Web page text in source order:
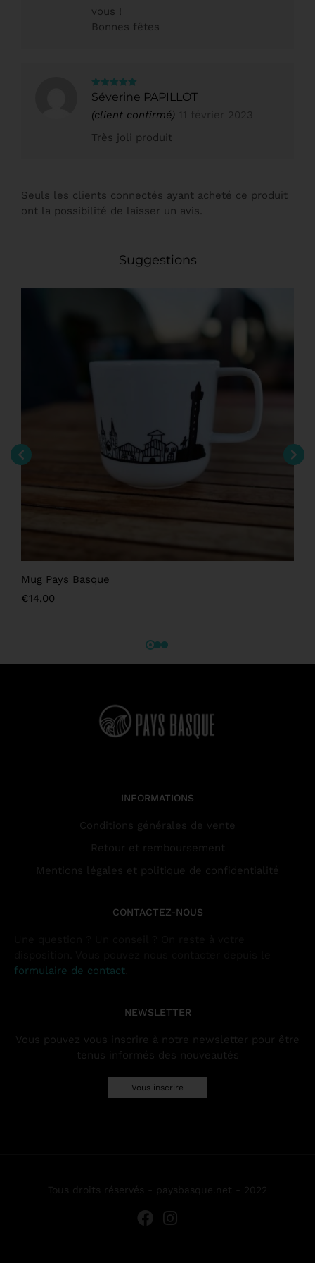
vous !
Bonnes fêtes
Note 5sur
Séverine PAPILLOT
(client confirmé)
11 février 2023
Très joli produit
Seuls les clients connectés ayant acheté ce produit
ont la possibilité de laisser un avis.
Suggestions
Mug Pays Basque
€14,00
INFORMATIONS
Conditions générales de vente
Retour et remboursement
Mentions légales et politique de confidentialité
CONTACTEZ-NOUS
formulaire de contact
NEWSLETTER
Vous pouvez vous inscrire à notre newsletter pour être
tenus informés des nouveautés
Vous inscrire
Tous droits réservés - paysbasque.net - 2022